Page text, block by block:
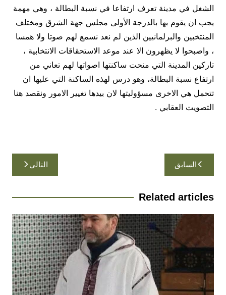
الشغل في مدينة تعرف ارتفاعا في نسبة البطالة ، وهي مهمة
يجب ان يقوم بها بالدرجة الأولى مجلس جهة الشرق ومختلف
المنتخبين والبرلمانيين الذين لم نعد نسمع لهم صوتا ولا همسا
، واصبحوا لا يظهرون الا عند موعد الاستحقاقات الانتخابية ،
تاركين المدينة التي منحت ساكنتها اصواتها لهم تعاني من
ارتفاع نسبة البطالة، وهو درس لهذه الساكنة التي عليها ان
تتحمل هي الاخرى مسؤوليتها لان بيدها تغيير الامور ونقصد هنا
التصويت العقابي .
تصفّح
المقالات
السابق التالي
Related articles